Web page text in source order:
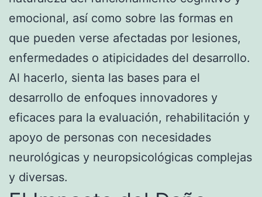
emocional, así como sobre las formas en
que pueden verse afectadas por lesiones,
enfermedades o atipicidades del desarrollo.
Al hacerlo, sienta las bases para el
desarrollo de enfoques innovadores y
eficaces para la evaluación, rehabilitación y
apoyo de personas con necesidades
neurológicas y neuropsicológicas complejas
y diversas.